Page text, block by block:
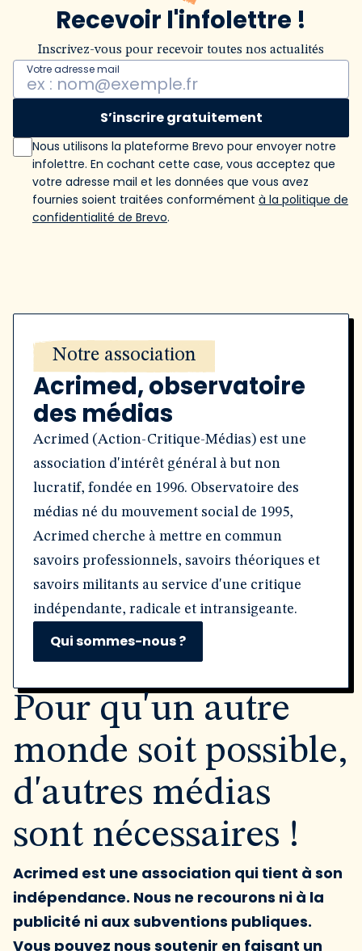
Recevoir l'infolettre !
Inscrivez-vous pour recevoir toutes nos actualités
Votre adresse mail
S’inscrire gratuitement
Nous utilisons la plateforme Brevo pour envoyer notre
infolettre. En cochant cette case, vous acceptez que
votre adresse mail et les données que vous avez
fournies soient traitées conformément à la politique de
confidentialité de Brevo.
Notre association
Acrimed, observatoire
des médias
Acrimed (Action-Critique-Médias) est une
association d'intérêt général à but non
lucratif, fondée en 1996. Observatoire des
médias né du mouvement social de 1995,
Acrimed cherche à mettre en commun
savoirs professionnels, savoirs théoriques et
savoirs militants au service d'une critique
indépendante, radicale et intransigeante.
Qui sommes-nous ?
Pour qu'un autre
monde soit possible,
d'autres médias
sont nécessaires !
Acrimed est une association qui tient à son
indépendance. Nous ne recourons ni à la
publicité ni aux subventions publiques.
Vous pouvez nous soutenir en faisant un